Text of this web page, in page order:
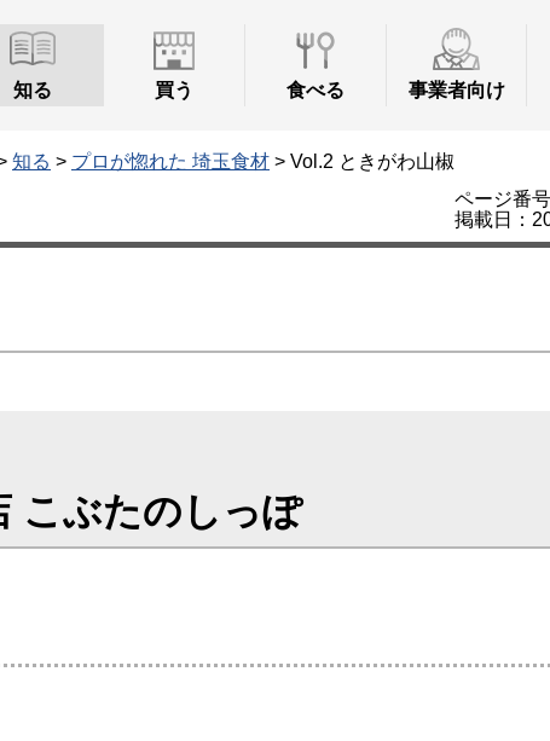
知る 買う 食べる 事業者向け
知る > プロが惚れた 埼玉食材 > Vol.2 ときがわ山椒
ページ番
掲載日：
こぶたのしっぽ